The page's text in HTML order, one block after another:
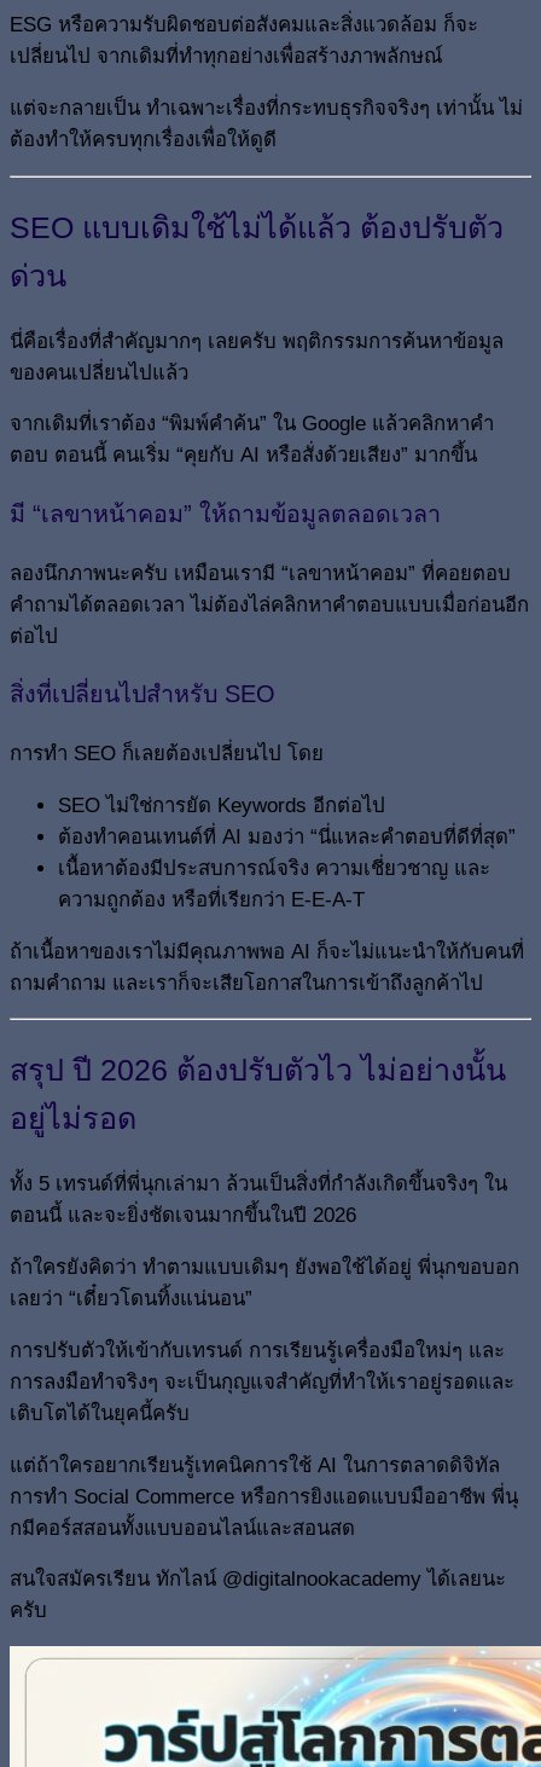
ESG หรือความรับผิดชอบต่อสังคมและสิ่งแวดล้อม ก็จะ
เปลี่ยนไป จากเดิมที่ทำทุกอย่างเพื่อสร้างภาพลักษณ์
แต่จะกลายเป็น ทำเฉพาะเรื่องที่กระทบธุรกิจจริงๆ เท่านั้น ไม่
ต้องทำให้ครบทุกเรื่องเพื่อให้ดูดี
SEO แบบเดิมใช้ไม่ได้แล้ว ต้องปรับตัว
ด่วน
นี่คือเรื่องที่สำคัญมากๆ เลยครับ พฤติกรรมการค้นหาข้อมูล
ของคนเปลี่ยนไปแล้ว
จากเดิมที่เราต้อง “พิมพ์คำค้น” ใน Google แล้วคลิกหาคำ
ตอบ ตอนนี้ คนเริ่ม “คุยกับ AI หรือสั่งด้วยเสียง” มากขึ้น
มี “เลขาหน้าคอม” ให้ถามข้อมูลตลอดเวลา
ลองนึกภาพนะครับ เหมือนเรามี “เลขาหน้าคอม” ที่คอยตอบ
คำถามได้ตลอดเวลา ไม่ต้องไล่คลิกหาคำตอบแบบเมื่อก่อนอีก
ต่อไป
สิ่งที่เปลี่ยนไปสำหรับ SEO
การทำ SEO ก็เลยต้องเปลี่ยนไป โดย
SEO ไม่ใช่การยัด Keywords อีกต่อไป
ต้องทำคอนเทนต์ที่ AI มองว่า “นี่แหละคำตอบที่ดีที่สุด”
เนื้อหาต้องมีประสบการณ์จริง ความเชี่ยวชาญ และ
ความถูกต้อง หรือที่เรียกว่า E-E-A-T
ถ้าเนื้อหาของเราไม่มีคุณภาพพอ AI ก็จะไม่แนะนำให้กับคนที่
ถามคำถาม และเราก็จะเสียโอกาสในการเข้าถึงลูกค้าไป
สรุป ปี 2026 ต้องปรับตัวไว ไม่อย่างนั้น
อยู่ไม่รอด
ทั้ง 5 เทรนด์ที่พี่นุกเล่ามา ล้วนเป็นสิ่งที่กำลังเกิดขึ้นจริงๆ ใน
ตอนนี้ และจะยิ่งชัดเจนมากขึ้นในปี 2026
ถ้าใครยังคิดว่า ทำตามแบบเดิมๆ ยังพอใช้ได้อยู่ พี่นุกขอบอก
เลยว่า “เดี๋ยวโดนทิ้งแน่นอน”
การปรับตัวให้เข้ากับเทรนด์ การเรียนรู้เครื่องมือใหม่ๆ และ
การลงมือทำจริงๆ จะเป็นกุญแจสำคัญที่ทำให้เราอยู่รอดและ
เติบโตได้ในยุคนี้ครับ
แต่ถ้าใครอยากเรียนรู้เทคนิคการใช้ AI ในการตลาดดิจิทัล
การทำ Social Commerce หรือการยิงแอดแบบมืออาชีพ พี่นุ
กมีคอร์สสอนทั้งแบบออนไลน์และสอนสด
สนใจสมัครเรียน ทักไลน์ @digitalnookacademy ได้เลยนะ
ครับ